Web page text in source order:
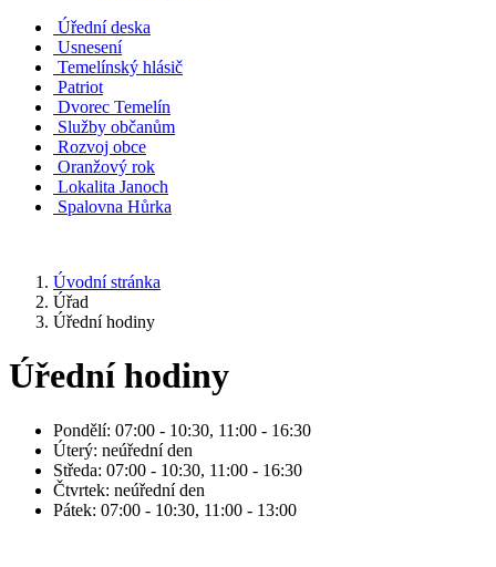
Úřední deska
Usnesení
Temelínský hlásič
Patriot
Dvorec Temelín
Služby občanům
Rozvoj obce
Oranžový rok
Lokalita Janoch
Spalovna Hůrka
Úvodní stránka
Úřad
Úřední hodiny
Úřední hodiny
Pondělí: 07:00 - 10:30, 11:00 - 16:30
Úterý: neúřední den
Středa: 07:00 - 10:30, 11:00 - 16:30
Čtvrtek: neúřední den
Pátek: 07:00 - 10:30, 11:00 - 13:00